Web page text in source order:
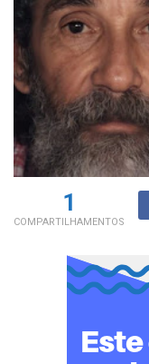
1
COMPARTILHAMENTOS